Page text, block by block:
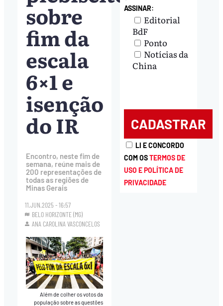
sobre
fim da
escala
6×1 e
isenção
do IR
Encontro, neste fim de
semana, reúne mais de
200 representações de
todas as regiões de
Minas Gerais
11.JUN.2025 - 16:57
BELO HORIZONTE (MG)
ANA CAROLINA VASCONCELOS
Além de colher os votos da
população sobre as questões
ASSINAR:
Editorial
BdF
Ponto
Notícias da
China
LI E CONCORDO
COM OSTERMOS DE
USO E POLÍTICA DE
PRIVACIDADE